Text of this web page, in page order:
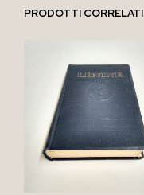
PRODOTTI CORRELATI